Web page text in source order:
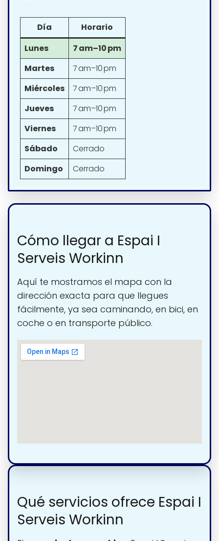
Día
Horario
Lunes
7 am–10 pm
Martes
7 am–10 pm
Miércoles
7 am–10 pm
Jueves
7 am–10 pm
Viernes
7 am–10 pm
Sábado
Cerrado
Domingo
Cerrado
Cómo llegar a Espai I
Serveis Workinn
Aquí te mostramos el mapa con la
dirección exacta para que llegues
fácilmente, ya sea caminando, en bici, en
coche o en transporte público.
Qué servicios ofrece Espai I
Serveis Workinn